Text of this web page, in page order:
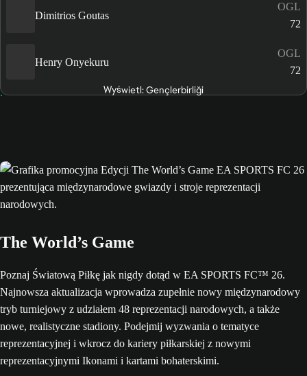
Dimitrios Goutas
OGL
72
Henry Onyekuru
OGL
72
Wyświetl: Gençlerbirliği
The World’s Game
Poznaj Światową Piłkę jak nigdy dotąd w EA SPORTS FC™ 26.
Najnowsza aktualizacja wprowadza zupełnie nowy międzynarodowy
tryb turniejowy z udziałem 48 reprezentacji narodowych, a także
nowe, realistyczne stadiony. Podejmij wyzwania o tematyce
reprezentacyjnej i wkrocz do kariery piłkarskiej z nowymi
reprezentacyjnymi Ikonami i kartami bohaterskimi.